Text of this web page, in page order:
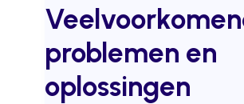
problemen en
oplossingen